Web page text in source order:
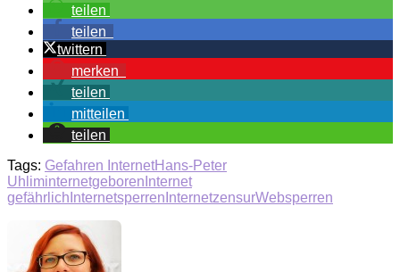
teilen
teilen
twittern
merken
teilen
mitteilen
teilen
Tags: Gefahren InternetHans-Peter
Uhl iminternetgeboren Internet
gefährlich Internetsperren InternetzensurWebsperren